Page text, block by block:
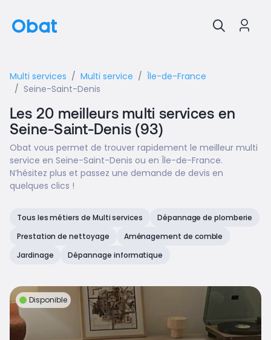
Multi services Multi service
Île-de-France
Seine-Saint-Denis
Les 20 meilleurs multi services en
Seine-Saint-Denis (93)
Obat vous permet de trouver rapidement le meilleur multi
service en Seine-Saint-Denis ou en Île-de-France.
N’hésitez plus et passez une demande de devis en
quelques clics !
Tous les métiers de Multi services
Dépannage de plomberie
Prestation de nettoyage
Aménagement de comble
Jardinage
Dépannage informatique
Disponible